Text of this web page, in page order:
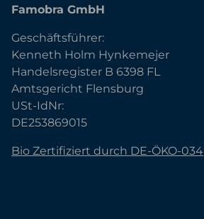
Famobra GmbH
Geschäftsführer:
Kenneth Holm Hynkemejer
Handelsregister B 6398 FL
Amtsgericht Flensburg
USt-IdNr:
DE253869015
Bio Zertifiziert durch DE-ÖKO-034